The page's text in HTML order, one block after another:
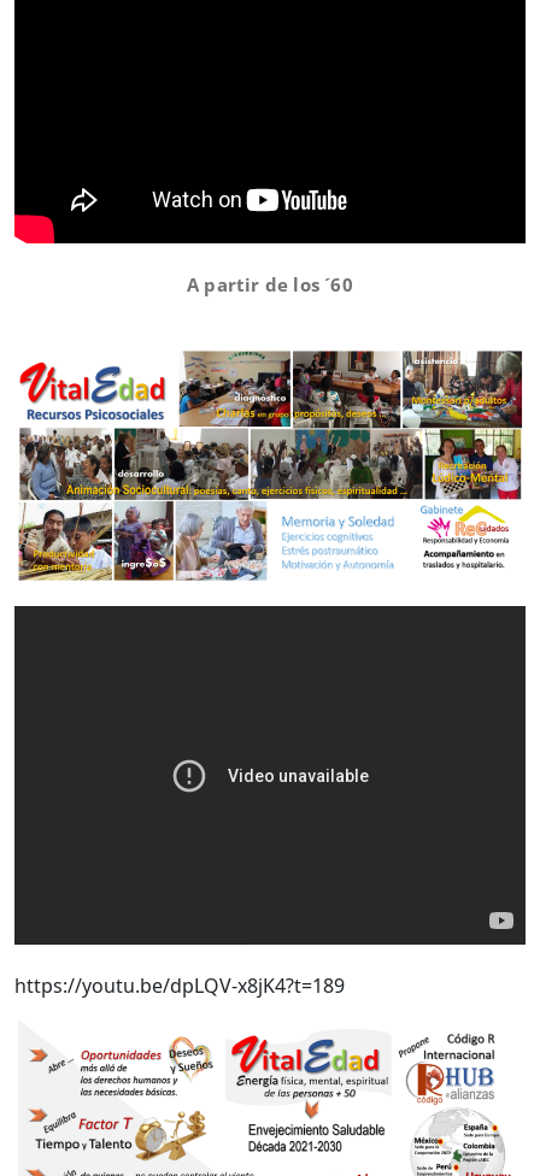
A partir de los ´60
https://youtu.be/dpLQV-x8jK4?t=189